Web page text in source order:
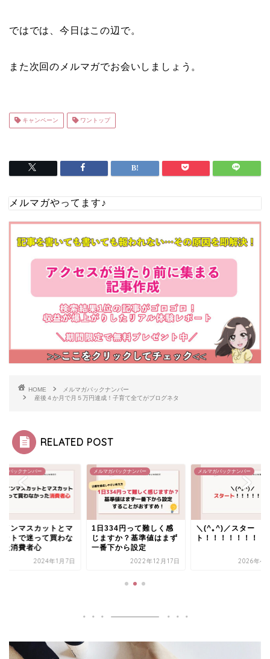
ではでは、今日はこの辺で。
また次回のメルマガでお会いしましょう。
キャンペーン ワントップ
メルマガやってます♪
HOME
メルマガバックナンバー
産後４か月で月５万円達成！子育て全てがブログネタ
RELATED POST
ガバックナンバー
円って難しく感
すか？基準値はまず
下から設定
2022年12月17日
メルマガバックナンバー
＼(^｡^)／スター
ト！！！！！！！
2026年4月21日
メルマガバックナンバー
シャインマスカット
スカットで迷って買
2024年1